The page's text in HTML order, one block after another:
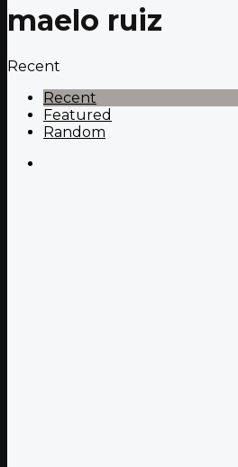
maelo ruiz
Recent
Recent
Featured
Random